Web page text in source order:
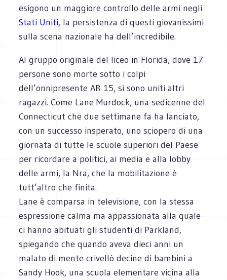
esigono un maggiore controllo delle armi negli
Stati Uniti, la persistenza di questi giovanissimi
sulla scena nazionale ha dell’incredibile.
Al gruppo originale del liceo in Florida, dove 17
persone sono morte sotto i colpi
dell’onnipresente AR 15, si sono uniti altri
ragazzi. Come Lane Murdock, una sedicenne del
Connecticut che due settimane fa ha lanciato,
con un successo insperato, uno sciopero di una
giornata di tutte le scuole superiori del Paese
per ricordare a politici, ai media e alla lobby
delle armi, la Nra, che la mobilitazione è
tutt’altro che finita.
Lane è comparsa in televisione, con la stessa
espressione calma ma appassionata alla quale
ci hanno abituati gli studenti di Parkland,
spiegando che quando aveva dieci anni un
malato di mente crivellò decine di bambini a
Sandy Hook, una scuola elementare vicina alla